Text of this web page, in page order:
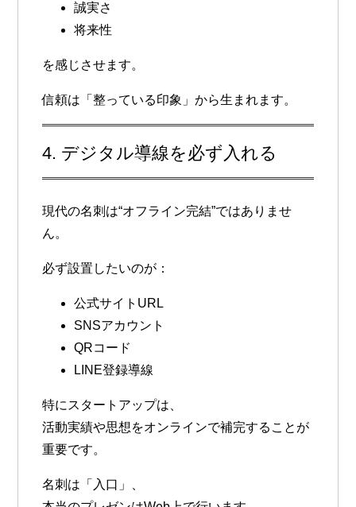
誠実さ
将来性
を感じさせます。
信頼は「整っている印象」から生まれます。
4. デジタル導線を必ず入れる
現代の名刺は“オフライン完結”ではありませ
ん。
必ず設置したいのが：
公式サイトURL
SNSアカウント
QRコード
LINE登録導線
特にスタートアップは、
活動実績や思想をオンラインで補完することが
重要です。
名刺は「入口」、